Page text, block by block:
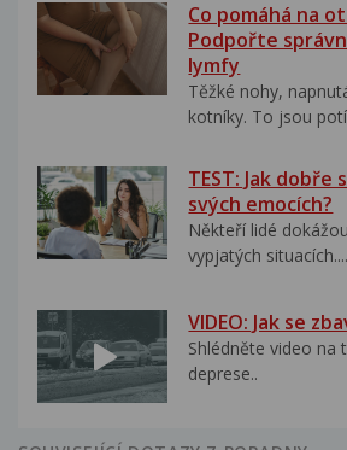
Co pomáhá na
Podpořte
lymfy
Těžké nohy,
kotníky. To jsou
TEST: Jak dobře
svých emocích?
Někteří lidé
vypjatých situacích....
VIDEO: Jak se
Shlédněte video na
deprese..